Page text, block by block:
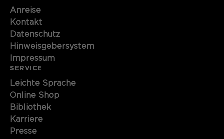
Anreise
Kontakt
Datenschutz
Hinweisgebersystem
Impressum
SERVICE
Leichte Sprache
Online Shop
Bibliothek
Karriere
Presse